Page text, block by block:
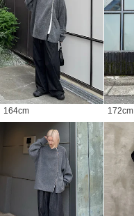
164cm 172cm